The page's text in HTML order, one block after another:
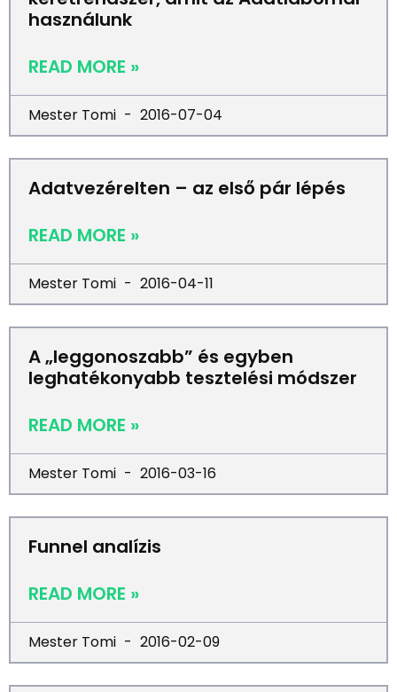
használunk
READ MORE »
Mester Tomi 2016-07-04
Adatvezérelten – az első pár lépés
READ MORE »
Mester Tomi 2016-04-11
A „leggonoszabb” és egyben
leghatékonyabb tesztelési módszer
READ MORE »
Mester Tomi 2016-03-16
Funnel analízis
READ MORE »
Mester Tomi 2016-02-09